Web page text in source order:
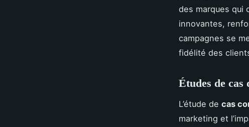
des marques qui
innovantes,
campagnes se
fidélité des
Études de
L’étude de cas
marketing et